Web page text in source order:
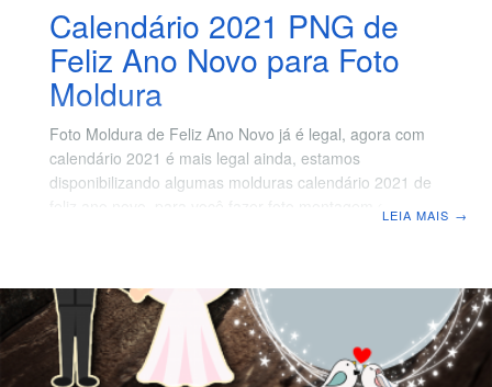
Calendário 2021 PNG de
Feliz Ano Novo para Foto
Moldura
Foto Moldura de Feliz Ano Novo já é legal, agora com
calendário 2021 é mais legal ainda, estamos
disponibilizando algumas molduras calendário 2021 de
calendários 2021 ao lado de quem você gosta, a
molduras estão em ótima qualidades para serem
impressas em papel fotográfico, indicamos você
imprimir em um papel glossy
LEIA MAIS →